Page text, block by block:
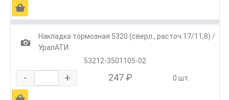
Ä
1
Накладка тормозная 5320 (сверл., расточ.17/11,8) /
УралАТИ
53212-3501105-02
- + 247 ₽ 0 шт.